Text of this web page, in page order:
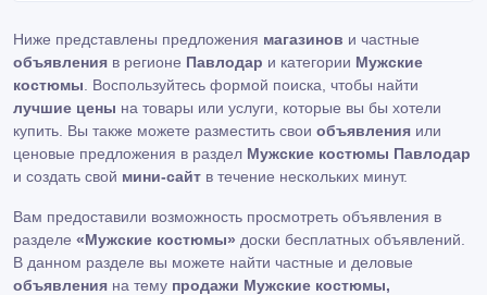
Ниже представлены предложения магазинов и частные
объявления в регионе Павлодар и категории Мужские
костюмы . Воспользуйтесь формой поиска, чтобы найти
лучшие цены на товары или услуги, которые вы бы хотели
купить. Вы также можете разместить свои объявления или
ценовые предложения в раздел Мужские костюмы Павлодар
и создать свой мини-сайт в течение нескольких минут.
Вам предоставили возможность просмотреть объявления в
разделе «Мужские костюмы» доски бесплатных объявлений.
В данном разделе вы можете найти частные и деловые
объявления на тему продажи Мужские костюмы,